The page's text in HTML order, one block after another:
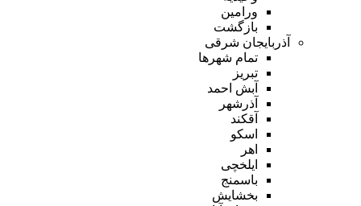
ورامین
بازگشت
آذربایجان شرقی
تمام شهر‌ها
تبریز
آبش احمد
آذرشهر
آقکند
اسکو
اهر
ایلخچی
باسمنج
بخشایش